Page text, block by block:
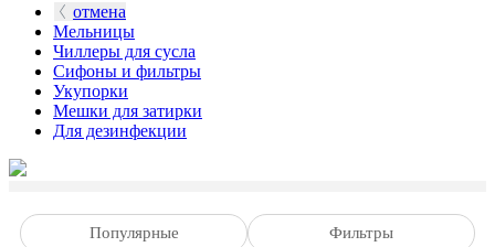
отмена
Мельницы
Чиллеры для сусла
Сифоны и фильтры
Укупорки
Мешки для затирки
Для дезинфекции
Популярные Фильтры